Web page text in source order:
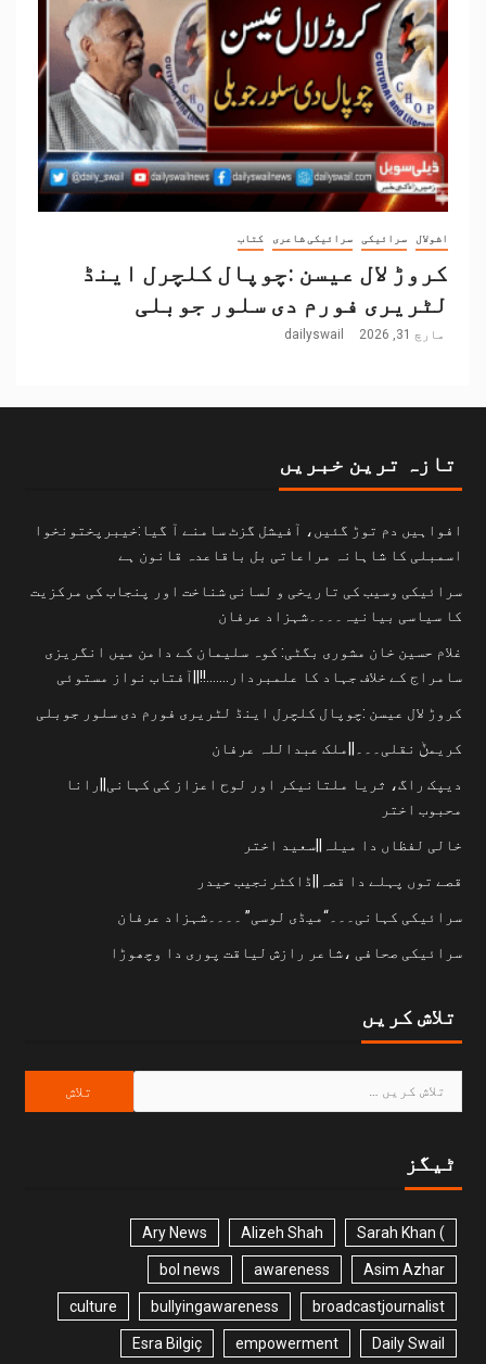
اشولال سرائیکی سرائیکی شاعری کتاب
کروڑ لال عیسن :چوپال کلچرل اینڈ
لٹریری فورم دی سلور جوبلی
مارچ 31, 2026 dailyswail
تازہ ترین خبریں
افواہیں دم توڑ گئیں، آفیشل گزٹ سامنے آ گیا:خیبرپختونخوا
اسمبلی کا شاہانہ مراعاتی بل باقاعدہ قانون ہے
سرائیکی وسیب کی تاریخی و لسانی شناخت اور پنجاب کی مرکزیت
کا سیاسی بیانیہ۔۔۔۔شہزاد عرفان
غلام حسین خان مشوری بگٹی: کوہ سلیمان کے دامن میں انگریزی
سامراج کے خلاف جہاد کا علمبردار…….!!||آفتاب نواز مستوئی
کروڑ لال عیسن :چوپال کلچرل اینڈ لٹریری فورم دی سلور جوبلی
کریمݨ نقلی۔۔۔||ملک عبداللہ عرفان
دیپک راگ، ثریا ملتانیکر اور لوح اعزاز کی کہانی||رانا
محبوب اختر
خالی لفظاں دا میلہ||سعید اختر
قصے توں پہلے دا قصہ||ڈاکٹرنجیب حیدر
سرائیکی کہانی۔۔۔“میڈی لوسی” ۔۔۔۔شہزاد عرفان
سرائیکی صحافی ،شاعر رازش لیاقت پوری دا وچھوڑا
تلاش کریں
ٹیگز
) Sarah Khan
Alizeh Shah
Ary News
Asim Azhar
awareness
bol news
broadcastjournalist
bullyingawareness
culture
Daily Swail
empowerment
Esra Bilgiç